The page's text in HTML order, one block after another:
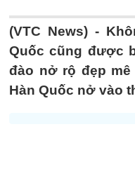
(VTC News) -
Quốc cũng được
đào nở rộ đẹp
Hàn Quốc nở vào